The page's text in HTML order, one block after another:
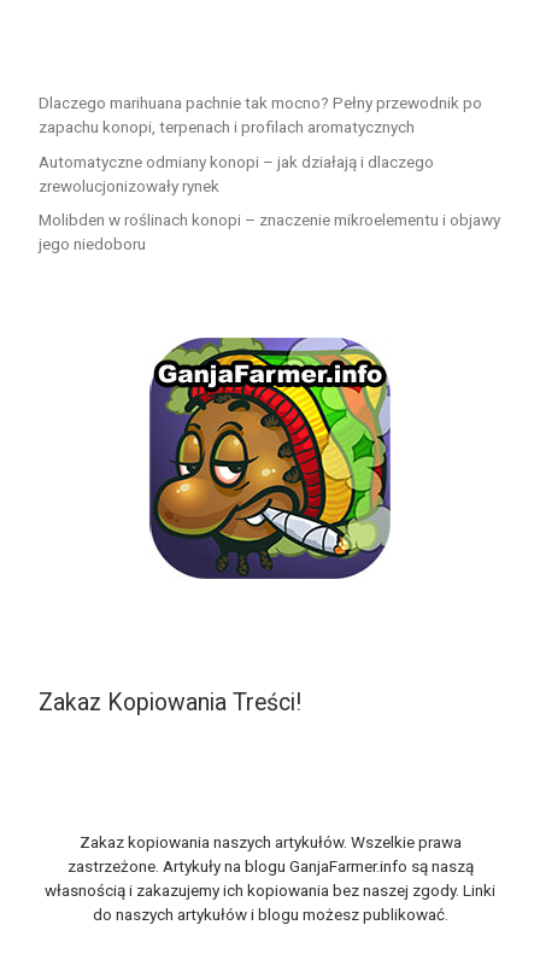
Dlaczego marihuana pachnie tak mocno? Pełny przewodnik po
zapachu konopi, terpenach i profilach aromatycznych
Automatyczne odmiany konopi – jak działają i dlaczego
zrewolucjonizowały rynek
Molibden w roślinach konopi – znaczenie mikroelementu i objawy
jego niedoboru
Zakaz Kopiowania Treści!
Zakaz kopiowania naszych artykułów. Wszelkie prawa
zastrzeżone. Artykuły na blogu GanjaFarmer.info są naszą
własnością i zakazujemy ich kopiowania bez naszej zgody. Linki
do naszych artykułów i blogu możesz publikować.